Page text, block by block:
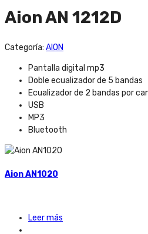
Aion AN 1212D
Categoría: AION
Pantalla digital mp3
Doble ecualizador de 5 bandas
Ecualizador de 2 bandas por
USB
MP3
Bluetooth
Aion AN1020
Leer más